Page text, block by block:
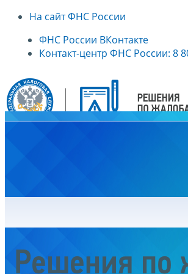
На сайт ФНС России
ФНС России ВКонтакте
Контакт-центр ФНС России: 8
Решения по